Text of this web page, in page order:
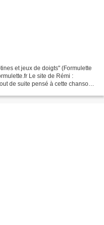
et jeux de doigts" (Formulette
Le site de Rémi :
de suite pensé à cette chanson